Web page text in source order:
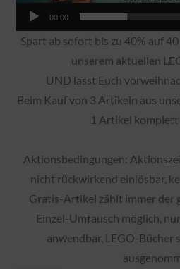
00:00
Spart ab sofort bis zu 40% auf
unserem aktuellen
UND lasst Euch
Beim Kauf von 3 Artikeln aus
1 Artikel
Aktionsbedingungen:
nicht rückwirkend einlösbar,
Gratis-Artikel zählt immer der
Einzel-Umtausch möglich,
anwendbar, LEGO-Bücher